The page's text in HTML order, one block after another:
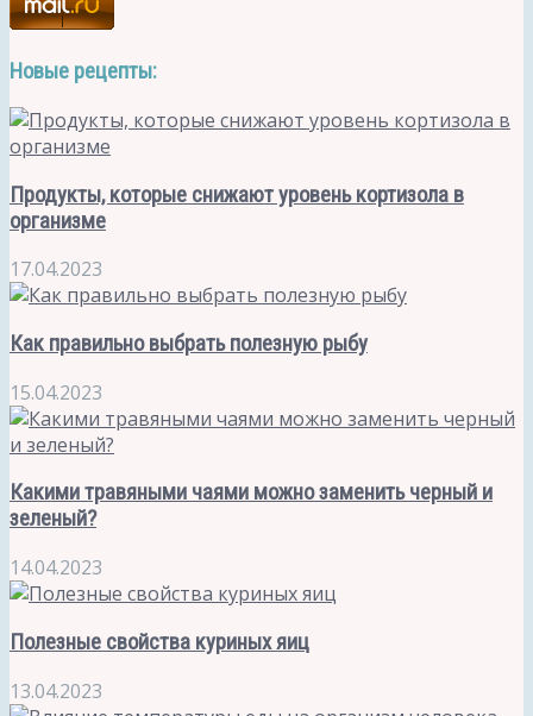
Новые рецепты:
Продукты, которые снижают уровень кортизола в
организме
17.04.2023
Как правильно выбрать полезную рыбу
15.04.2023
Какими травяными чаями можно заменить черный и
зеленый?
14.04.2023
Полезные свойства куриных яиц
13.04.2023